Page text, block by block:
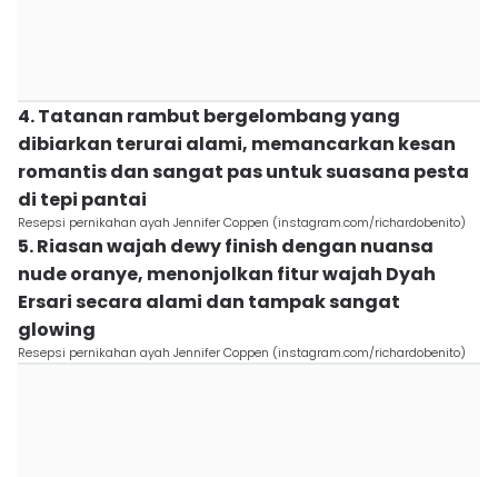
4. Tatanan rambut bergelombang yang
dibiarkan terurai alami, memancarkan kesan
romantis dan sangat pas untuk suasana pesta
di tepi pantai
Resepsi pernikahan ayah Jennifer Coppen (instagram.com/richardobenito)
5. Riasan wajah dewy finish dengan nuansa
nude oranye, menonjolkan fitur wajah Dyah
Ersari secara alami dan tampak sangat
glowing
Resepsi pernikahan ayah Jennifer Coppen (instagram.com/richardobenito)